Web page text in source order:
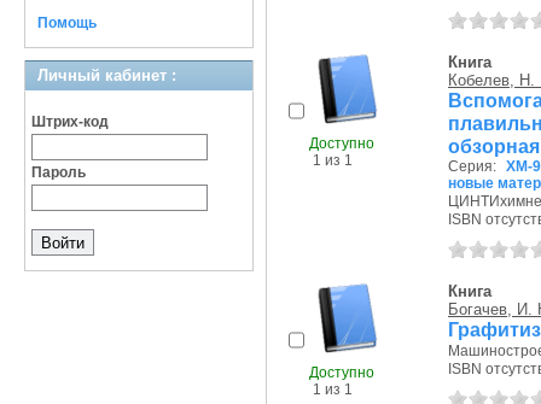
Помощь
Личный кабинет :
Штрих-код
Пароль
Доступно
1 из 1
Книга
Кобелев, Н.
Серия:XM-
новые
ISBN
Доступно
1 из 1
Книга
Богачев, И.
ISBN